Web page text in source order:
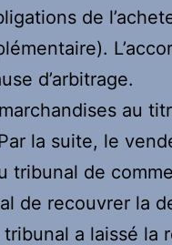
de
d’arbitrage.
au
la suite, le
tribunal de
de recouvrer la
a laissé la